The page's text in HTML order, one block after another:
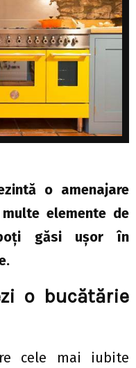
o amenajare
elemente de
găsi ușor în
o bucătărie
cele mai iubite